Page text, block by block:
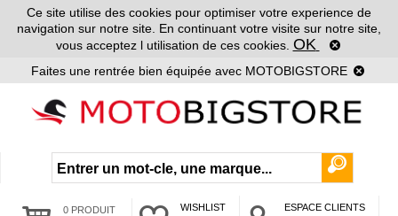
Ce site utilise des cookies pour optimiser votre experience de
navigation sur notre site. En continuant votre visite sur notre site,
vous acceptez l utilisation de ces cookies. OK
Faites une rentrée bien équipée avec MOTOBIGSTORE
0 PRODUIT
WISHLIST
ESPACE CLIENTS